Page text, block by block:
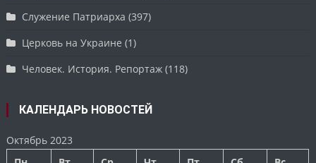
Служение Патриарха (397)
Церковь на Украине (1)
Человек. История. Репортаж (118)
КАЛЕНДАРЬ НОВОСТЕЙ
Октябрь 2023